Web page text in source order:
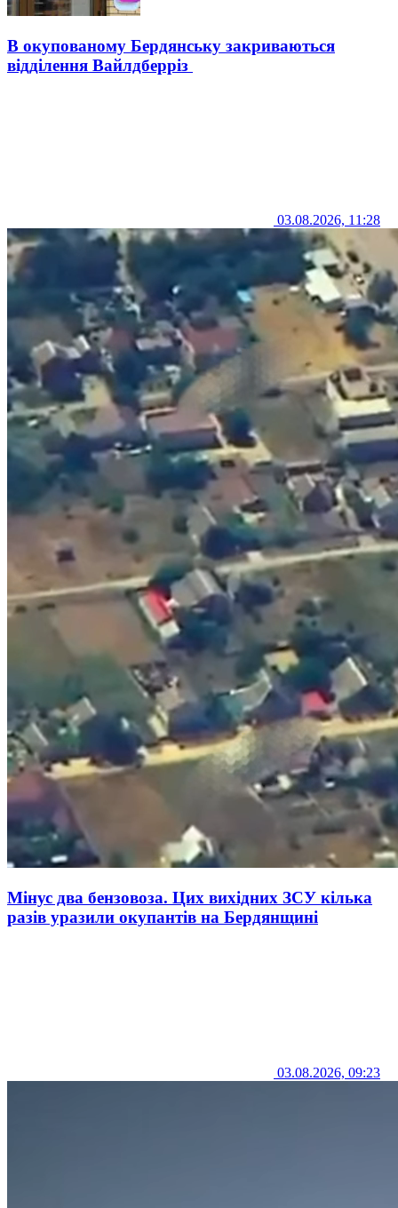
В окупованому Бердянську закриваються
відділення Вайлдберріз
03.08.2026, 11:28
Мінус два бензовоза. Цих вихідних ЗСУ кілька
разів уразили окупантів на Бердянщині
03.08.2026, 09:23